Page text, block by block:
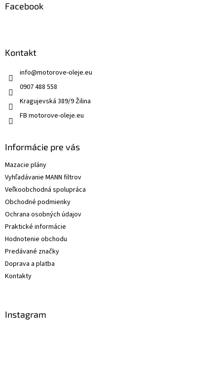
Facebook
Kontakt
info@motorove-oleje.eu
0907 488 558
Kragujevská 389/9 Žilina
FB motorove-oleje.eu
Informácie pre vás
Mazacie plány
Vyhľadávanie MANN filtrov
Veľkoobchodná spolupráca
Obchodné podmienky
Ochrana osobných údajov
Praktické informácie
Hodnotenie obchodu
Predávané značky
Doprava a platba
Kontakty
Instagram